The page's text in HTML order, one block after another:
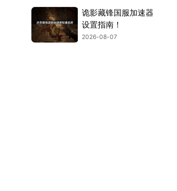
诡影藏锋国服加速器
设置指南！
2026-08-07